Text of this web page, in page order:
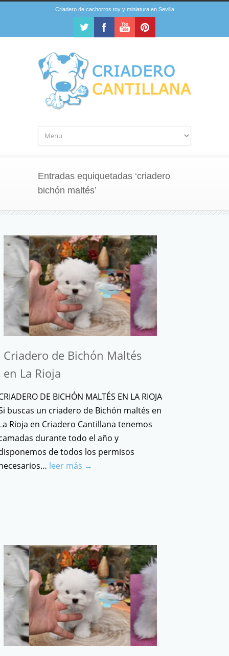
Criadero de cachorros toy y miniatura en Sevilla
Entradas equiquetadas ‘criadero
bichón maltés’
Criadero de Bichón Maltés
en La Rioja
DE BICHÓN MALTÉS EN LA RIOJA
buscas un criadero de Bichón maltés en
Rioja en Criadero Cantillana tenemos
durante todo el año y
de todos los permisos
leer más →